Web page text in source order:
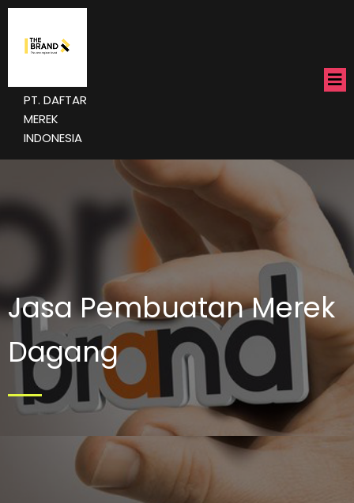
PT. DAFTAR
MEREK
INDONESIA
Jasa Pembuatan Merek
Dagang